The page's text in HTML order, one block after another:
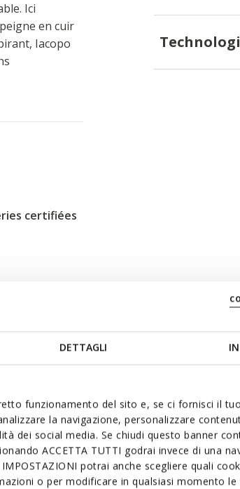
DETTAGLI
funzionamento del sito e, se ci fornisci il
la navigazione, personalizzare
dei social media. Se chiudi questo banner
ACCETTA TUTTI godrai invece di una
potrai anche scegliere quali
o per modificare in qualsiasi momento
Ici
en cuir
Iacopo
certifiées